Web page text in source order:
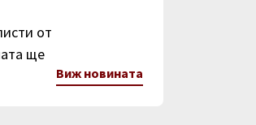
от
ще
Виж новината